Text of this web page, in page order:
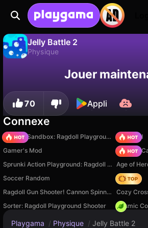
Jelly Battle 2
Physique
progression !
Non
Jouer
70 Appli
Connexe
Sprunki Sandbox: Ragdoll Playground Mode
TB World
Gamer's Mod
Piece of
Sprunki Action Playground: Ragdoll Sandbox Age of
Soccer Random
Hedgies
Ragdoll Gun Shooter! Cannon Spinner Playground
Cozy
Sorter: Ragdoll Playground Shooter
Cosmic
Playgama / Physique / Jelly Battle 2